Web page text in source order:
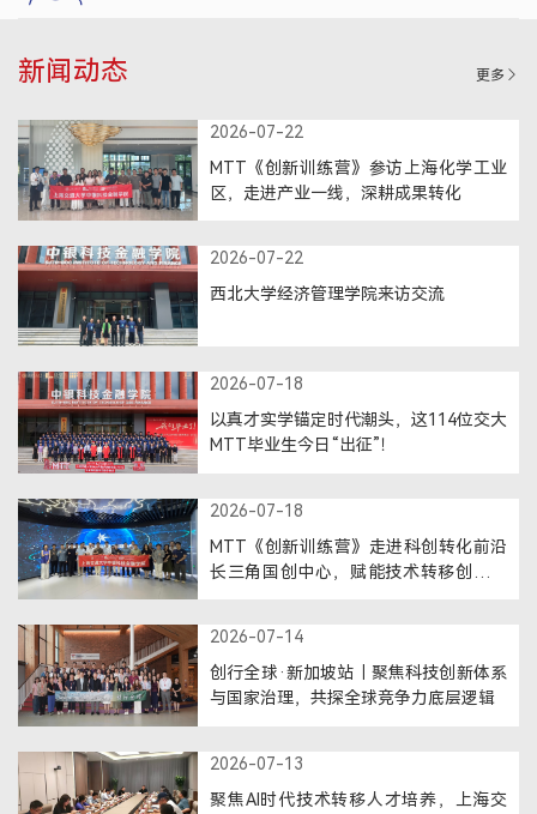
实训基地
合作案例
关于我们
学院介绍
领导寄语
组织架构
媒体聚焦
办学场地
人才招聘
联系我们
登录
MTT考生登录
TFMBA考生登录
MF考生登录
新闻动态 更多
2026-07-22
MTT《创新训练营》参访上海化学工业
区，走进产业一线，深耕成果转化
2026-07-22
西北大学经济管理学院来访交流
2026-07-18
以真才实学锚定时代潮头，这114位交大
MTT毕业生今日“出征”！
2026-07-18
MTT《创新训练营》走进科创转化前沿
长三角国创中心，赋能技术转移创新发
2026-07-14
创行全球·新加坡站｜聚焦科技创新体系
与国家治理，共探全球竞争力底层逻辑
2026-07-13
聚焦AI时代技术转移人才培养，上海交